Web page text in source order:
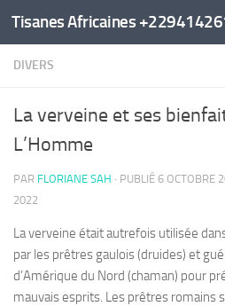
Au dessous du contenu
Tisanes Africaines
DIVERS
La verveine et ses
L’Homme
PAR FLORIANE SAH · PUBLIÉ 6 OCTOBRE
2022
La verveine était autrefois utilisée
par les prêtres gaulois (druides) et
d’Amérique du Nord (chaman) pour
mauvais esprits. Les prêtres romains